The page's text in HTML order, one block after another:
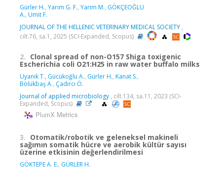
Gürler H., Yarım G. F., Yarim M., GÖKÇEOĞLU
A., Umit F.
JOURNAL OF THE HELLENIC VETERINARY MEDICAL SOCIETY ,
cilt.76, sa.1, 2025 (SCI-Expanded, Scopus)
2. Clonal spread of non-O157 Shiga toxigenic
Escherichia coli O21:H25 in raw water buffalo milks
Uyanık T., Gücükoğlu A., Gürler H., Kanat S.,
Bölükbaş A., Çadırcı Ö.
Journal of applied microbiology , cilt.134, sa.11, 2023 (SCI-
Expanded, Scopus)
PlumX Metrics
3. Otomatik/robotik ve geleneksel makineli
sağımın somatik hücre ve aerobik kültür sayısı
üzerine etkisinin değerlendirilmesi
GÖKTEPE A. E., GÜRLER H.